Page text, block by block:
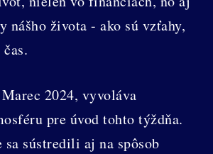
nášho života - ako sú vzťahy,
2024, vyvoláva
pre úvod tohto týždňa.
sa sústredili aj na spôsob